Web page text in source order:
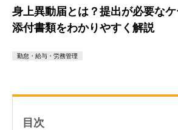
身上異動届とは？提出が必要なケ
添付書類をわかりやすく解説
勤怠・給与・労務管理
目次